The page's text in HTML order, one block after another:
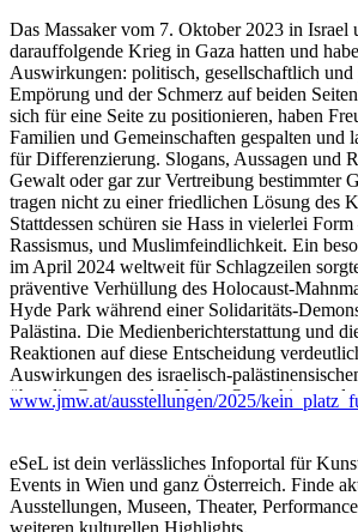
Das Massaker vom 7. Oktober 2023 in Israel
darauffolgende Krieg in Gaza hatten und
Auswirkungen: politisch, gesellschaftlich
Empörung und der Schmerz auf beiden
sich für eine Seite zu positionieren, haben
Familien und Gemeinschaften gespalten und
für Differenzierung. Slogans, Aussagen und
Gewalt oder gar zur Vertreibung bestimmter
tragen nicht zu einer friedlichen Lösung des
Stattdessen schüren sie Hass in vielerlei
Rassismus, und Muslimfeindlichkeit. Ein
im April 2024 weltweit für Schlagzeilen
präventive Verhüllung des Holocaust-
Hyde Park während einer Solidaritäts-
Palästina. Die Medienberichterstattung und
Reaktionen auf diese Entscheidung
Auswirkungen des israelisch-
über die Grenzen des Nahen Osten hinaus
an Bereitschaft, andere Meinungen zu
Die Entscheidung, ein öffentliches
verhüllen, wirft Fragen auf: Ist die
Palästina Demonstrant:innen ein Holocaust-
berechtigt oder ist es ein Vorurteil? Wofür
www.jmw.at/ausstellungen/2025/
eSeL ist dein verlässliches Infoportal für
Events in Wien und ganz Österreich. Finde
Ausstellungen, Museen, Theater,
weiteren kulturellen Highlights.